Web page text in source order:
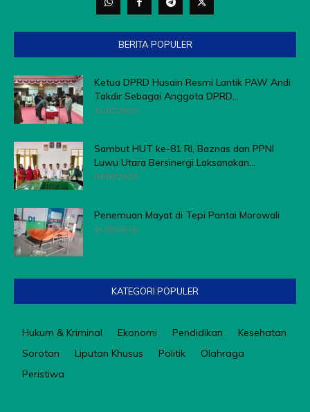
BERITA POPULER
Ketua DPRD Husain Resmi Lantik PAW Andi
Takdir Sebagai Anggota DPRD...
31/07/2026
Sambut HUT ke-81 RI, Baznas dan PPNI
Luwu Utara Bersinergi Laksanakan...
04/08/2026
Penemuan Mayat di Tepi Pantai Morowali
05/08/2026
KATEGORI POPULER
Hukum & Kriminal Ekonomi Pendidikan
Kesehatan
Sorotan
Liputan Khusus Politik
Olahraga
Peristiwa